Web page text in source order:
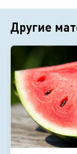
Другие